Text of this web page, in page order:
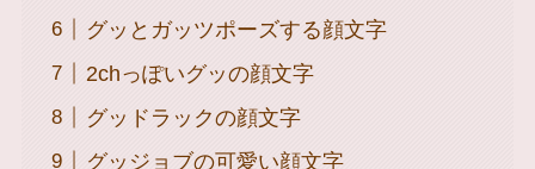
グッとガッツポーズする顔文字
2chっぽいグッの顔文字
グッドラックの顔文字
グッジョブの可愛い顔文字